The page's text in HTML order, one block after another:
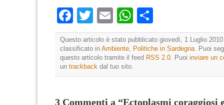
Facebook
TwitterEmailWhatsApp
Questo articolo è stato pubblicato giovedì, 1 Luglio
classificato in Ambiente, Politiche in Sardegna. Puoi
questo articolo tramite il feed RSS 2.0. Puoi inviare un
un trackback dal tuo sito.
3 Commenti a “Ectoplasmi coraggiosi